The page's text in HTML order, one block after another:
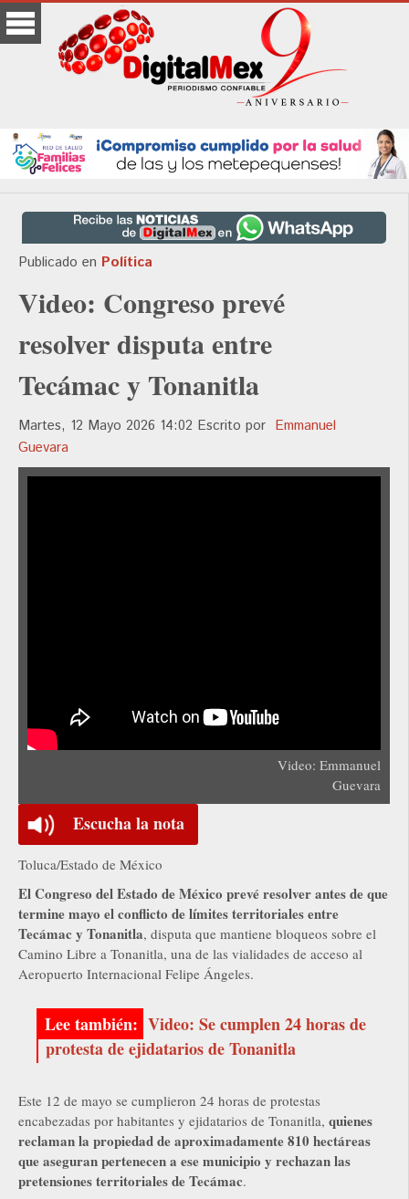
Publicado en Política
Video: Congreso prevé
resolver disputa entre
Tecámac y Tonanitla
Martes, 12 Mayo 2026 14:02 Escrito por Emmanuel
Guevara
Video: Emmanuel
Guevara
Escucha la nota
Toluca/Estado de México
El Congreso del Estado de México prevé resolver antes de que
termine mayo el conflicto de límites territoriales entre
Tecámac y Tonanitla, disputa que mantiene bloqueos sobre el
Camino Libre a Tonanitla, una de las vialidades de acceso al
Aeropuerto Internacional Felipe Ángeles.
Video: Se cumplen 24 horas de
protesta de ejidatarios de Tonanitla
Este 12 de mayo se cumplieron 24 horas de protestas
encabezadas por habitantes y ejidatarios de Tonanitla, quienes
reclaman la propiedad de aproximadamente 810 hectáreas
que aseguran pertenecen a ese municipio y rechazan las
pretensiones territoriales de Tecámac.